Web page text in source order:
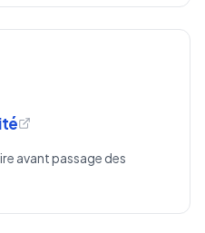
avant passage des